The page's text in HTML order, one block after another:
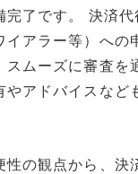
完了です。 決済代
イアラー等）への
スムーズに審査を
やアドバイスなど
性の観点から、決